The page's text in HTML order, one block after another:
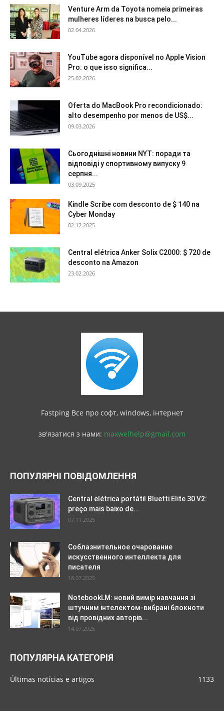
Venture Arm da Toyota nomeia primeiras
mulheres líderes na busca pelo...
02.04.2026
YouTube agora disponível no Apple Vision
Pro: o que isso significa...
25.02.2026
Oferta do MacBook Pro recondicionado:
alto desempenho por menos de US$...
09.03.2026
Сьогоднішні новини NYT: поради та
відповіді у спортивному випуску 9
серпня...
03.09.2025
Kindle Scribe com desconto de $ 140 na
Cyber ​​Monday
02.12.2025
Central elétrica Anker Solix C2000: $ 720 de
desconto na Amazon
23.02.2026
Fastping Все про софт, windows, інтернет
зв'язатися з нами: maxwelhelp@gmail.com
ПОПУЛЯРНІ ПОВІДОМЛЕННЯ
Central elétrica portátil Bluetti Elite 30 V2:
preço mais baixo de...
07.11.2025
Соблазнительное очарование
искусственного интеллекта для
писателя
18.07.2025
NotebookLM: новий вимір навчання зі
штучним інтелектом-вибрані блокноти
від провідних авторів...
14.07.2025
ПОПУЛЯРНА КАТЕГОРІЯ
Últimas notícias e artigos 1133